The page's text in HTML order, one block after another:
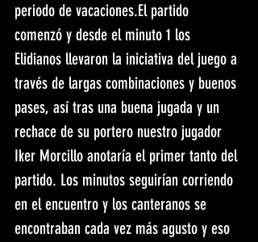
periodo de vacaciones.El partido
comenzó y desde el minuto 1 los
Elidianos llevaron la iniciativa del juego a
través de largas combinaciones y buenos
pases, así tras una buena jugada y un
rechace de su portero nuestro jugador
Iker Morcillo anotaría el primer tanto del
partido. Los minutos seguirían corriendo
en el encuentro y los canteranos se
encontraban cada vez más agusto y eso